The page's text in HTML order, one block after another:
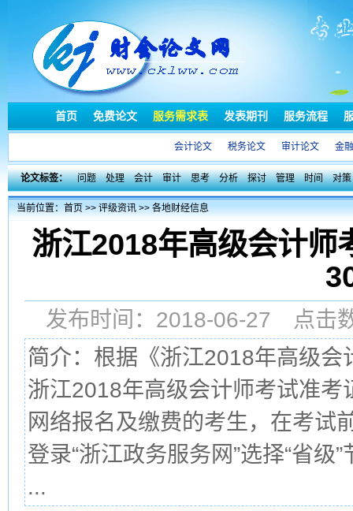
首页 免费论文 服务需求表 发表期刊 服务流程
会计论文 税务论文 审计论文 金
论文标签： 问题 处理 会计 审计 思考 分析 探讨 管理 时间 对策
当前位置：首页>>评级资讯>>各地财经信息
浙江2018年高级会计师
发布时间：2018-06-27 点
简介：根据《浙江2018年高级
浙江2018年高级会计师考试准
网络报名及缴费的考生，在考试
登录“浙江政务服务网”选择“省级
...